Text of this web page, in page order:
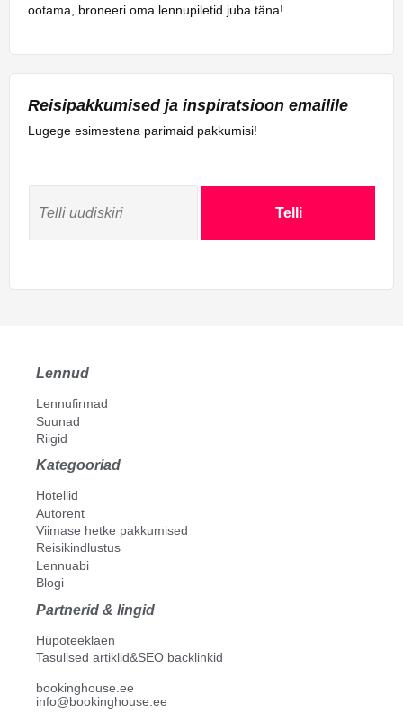
ootama, broneeri oma lennupiletid juba täna!
Reisipakkumised ja inspiratsioon emailile
Lugege esimestena parimaid pakkumisi!
Telli
Lennud
Lennufirmad
Suunad
Riigid
Kategooriad
Hotellid
Autorent
Viimase hetke pakkumised
Reisikindlustus
Lennuabi
Blogi
Partnerid & lingid
Hüpoteeklaen
Tasulised artiklid&SEO backlinkid
bookinghouse.ee
info@bookinghouse.ee